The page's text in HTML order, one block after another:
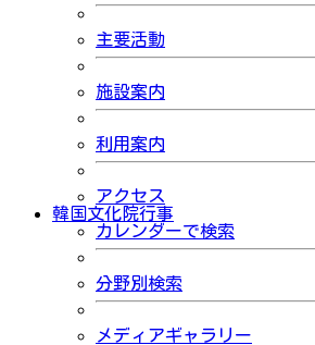
主要活動
施設案内
利用案内
アクセス
韓国文化院行事
カレンダーで検索
分野別検索
メディアギャラリー